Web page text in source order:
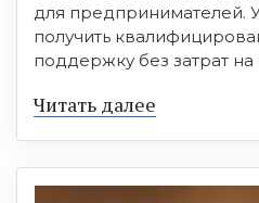
для предпринимателей.
получить
поддержку без затрат
Читать далее